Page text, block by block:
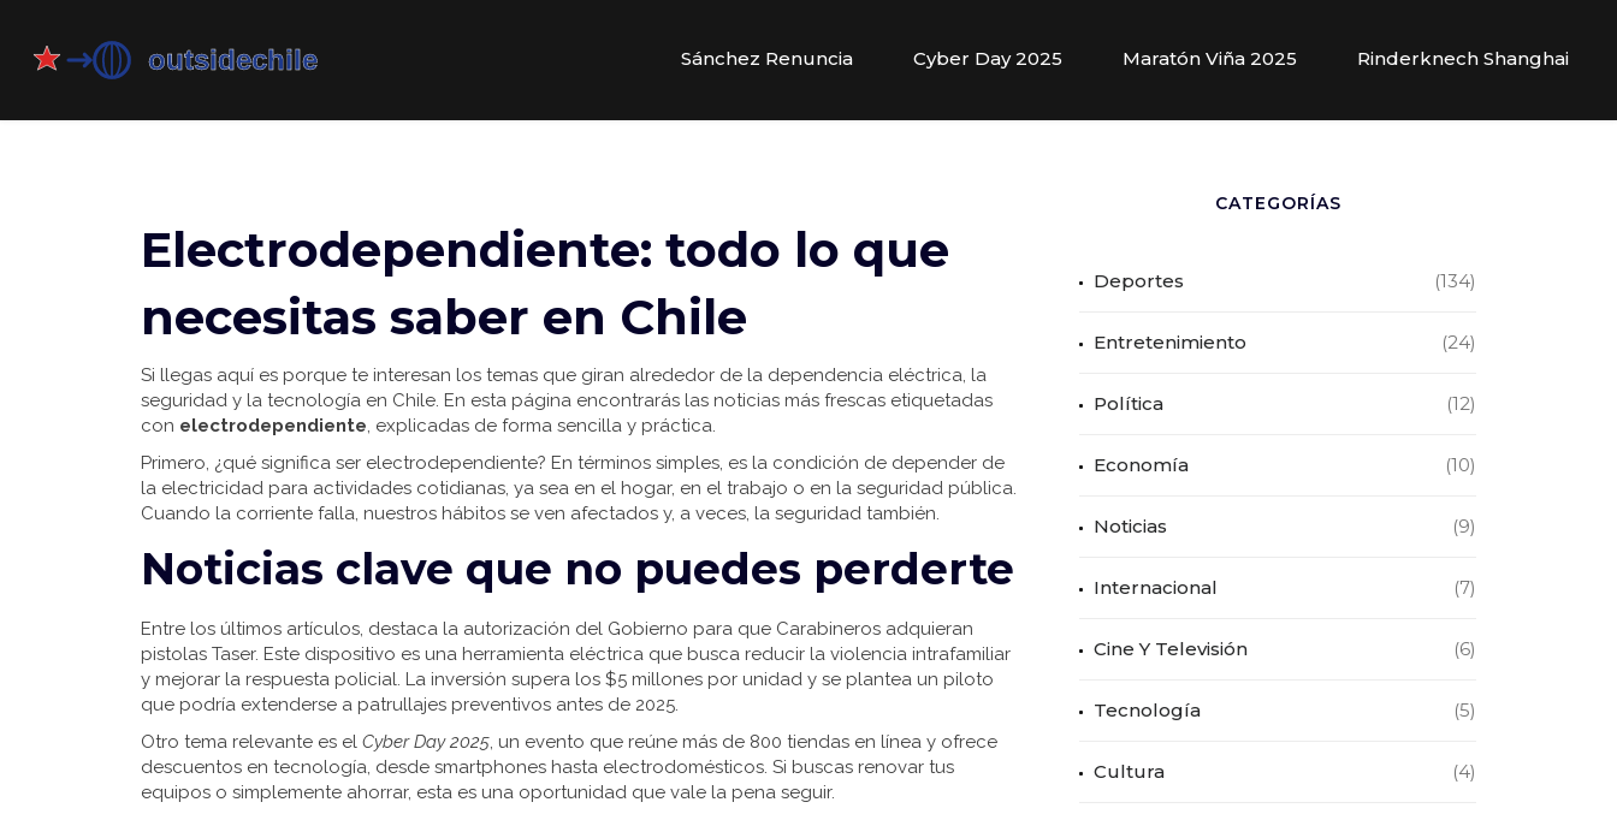
Sánchez Renuncia Cyber Day 2025 Maratón Viña 2025 Rinderknech Shanghai
Electrodependiente: todo lo que
necesitas saber en Chile
Si llegas aquí es porque te interesan los temas que giran alrededor de la dependencia eléctrica, la
seguridad y la tecnología en Chile. En esta página encontrarás las noticias más frescas etiquetadas
con electrodependiente, explicadas de forma sencilla y práctica.
Primero, ¿qué significa ser electrodependiente? En términos simples, es la condición de depender de
la electricidad para actividades cotidianas, ya sea en el hogar, en el trabajo o en la seguridad pública.
Cuando la corriente falla, nuestros hábitos se ven afectados y, a veces, la seguridad también.
Noticias clave que no puedes perderte
Entre los últimos artículos, destaca la autorización del Gobierno para que Carabineros adquieran
pistolas Taser. Este dispositivo es una herramienta eléctrica que busca reducir la violencia intrafamiliar
y mejorar la respuesta policial. La inversión supera los $5 millones por unidad y se plantea un piloto
que podría extenderse a patrullajes preventivos antes de 2025.
Otro tema relevante es el Cyber Day 2025, un evento que reúne más de 800 tiendas en línea y ofrece
descuentos en tecnología, desde smartphones hasta electrodomésticos. Si buscas renovar tus
equipos o simplemente ahorrar, esta es una oportunidad que vale la pena seguir.
CATEGORÍAS
Deportes (134)
Entretenimiento (24)
Política (12)
Economía (10)
Noticias (9)
Internacional (7)
Cine Y Televisión (6)
Tecnología (5)
Cultura (4)